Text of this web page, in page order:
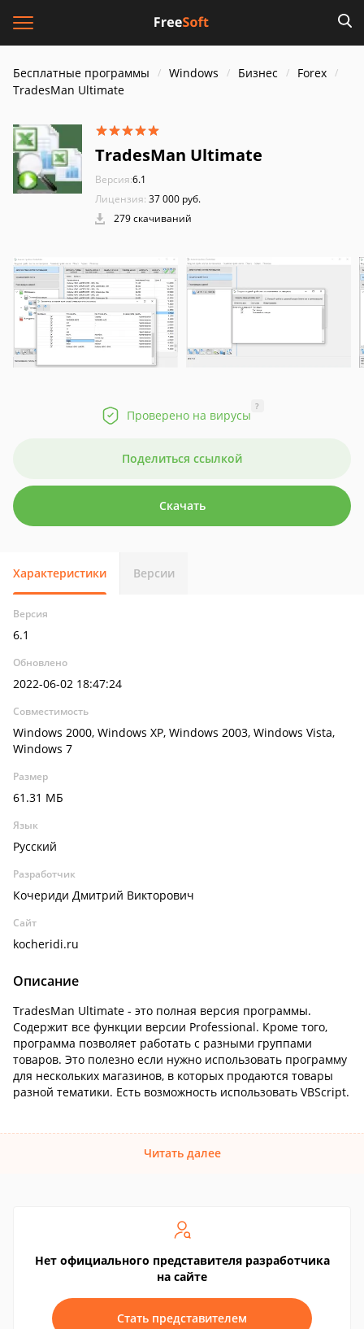
Бесплатные программы Windows Бизнес
Forex
TradesMan Ultimate
TradesMan Ultimate
Версия:6.1
Лицензия: 37 000 руб.
279 скачиваний
Проверено на вирусы
?
Поделиться ссылкой
Скачать
Характеристики Версии
Версия
6.1
Обновлено
2022-06-02 18:47:24
Совместимость
Windows 2000, Windows XP, Windows 2003, Windows Vista,
Windows 7
Размер
61.31 МБ
Язык
Русский
Разработчик
Кочериди Дмитрий Викторович
Сайт
kocheridi.ru
Описание
TradesMan Ultimate - это полная версия программы.
Содержит все функции версии Professional. Кроме того,
программа позволяет работать с разными группами
товаров. Это полезно если нужно использовать программу
для нескольких магазинов, в которых продаются товары
разной тематики. Есть возможность использовать VBScript.
Читать далее
Нет официального представителя разработчика
на сайте
Стать представителем